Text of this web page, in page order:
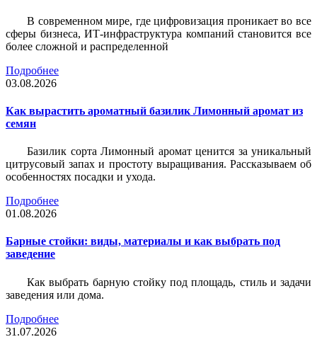
В современном мире, где цифровизация проникает во все
сферы бизнеса, ИТ-инфраструктура компаний становится все
более сложной и распределенной
Подробнее
03.08.2026
Как вырастить ароматный базилик Лимонный аромат из
семян
Базилик сорта Лимонный аромат ценится за уникальный
цитрусовый запах и простоту выращивания. Рассказываем об
особенностях посадки и ухода.
Подробнее
01.08.2026
Барные стойки: виды, материалы и как выбрать под
заведение
Как выбрать барную стойку под площадь, стиль и задачи
заведения или дома.
Подробнее
31.07.2026